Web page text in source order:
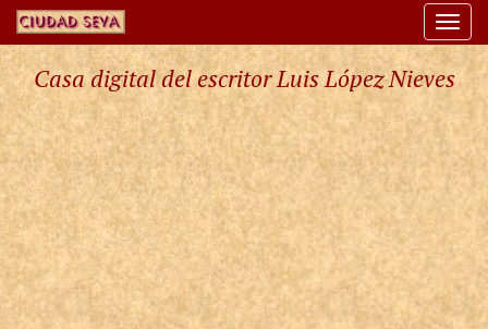
Casa digital del escritor Luis López Nieves